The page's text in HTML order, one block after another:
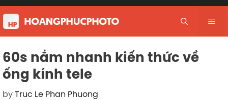
Skip
to
content
60s nắm nhanh kiến thức về
ống kính tele
byTruc Le Phan Phuong